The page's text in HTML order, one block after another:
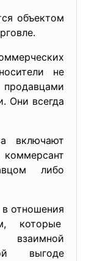
объектом
не
Они вcегдa
включaют
либо
отношения
которые
выгоде